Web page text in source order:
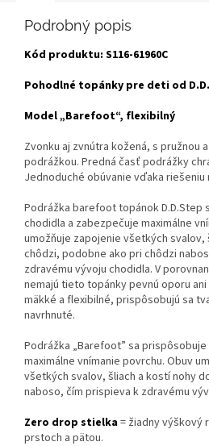
Podrobný popis
Kód produktu: S116-61960C
Pohodlné topánky pre deti od
Model „Barefoot“, flexibilný
Zvonku aj zvnútra kožená, s pružnou
podrážkou. Predná časť podrážky
Jednoduché obúvanie vďaka riešeniu
Podrážka barefoot topánok D.D.Step
chodidla a zabezpečuje maximálne
umožňuje zapojenie všetkých svalov,
chôdzi, podobne ako pri chôdzi
zdravému vývoju chodidla. V
nemajú tieto topánky pevnú oporu
mäkké a flexibilné, prispôsobujú sa
navrhnuté.
Podrážka „Barefoot” sa
maximálne vnímanie povrchu. Obuv
všetkých svalov, šliach a kostí nohy
naboso, čím prispieva k zdravému
Zero drop stielka= žiadny výškový
prstoch a pätou.